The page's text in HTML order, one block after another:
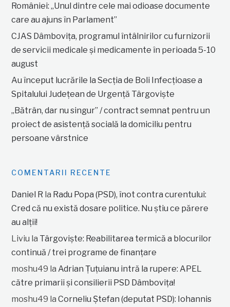
României: „Unul dintre cele mai odioase documente
care au ajuns în Parlament”
CJAS Dâmbovița, programul întâlnirilor cu furnizorii
de servicii medicale și medicamente în perioada 5-10
august
Au început lucrările la Secția de Boli Infecțioase a
Spitalului Județean de Urgență Târgoviște
„Bătrân, dar nu singur” / contract semnat pentru un
proiect de asistență socială la domiciliu pentru
persoane vârstnice
COMENTARII RECENTE
Daniel R la Radu Popa (PSD), înot contra curentului:
Cred că nu există dosare politice. Nu știu ce părere
au alții!
Liviu la Târgoviște: Reabilitarea termică a blocurilor
continuă / trei programe de finanțare
moshu49 la Adrian Țuțuianu intră la rupere: APEL
către primarii și consilierii PSD Dâmbovița!
moshu49 laCorneliu Ștefan (deputat PSD): Iohannis